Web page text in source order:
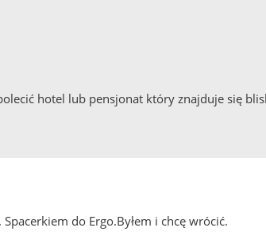
hotel lub pensjonat który znajduje się
do Ergo.Byłem i chcę wrócić.